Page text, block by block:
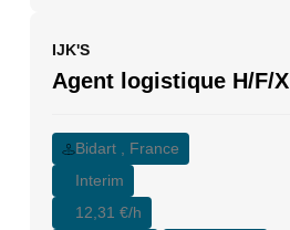
IJK'S
Agent logistique H/F/X
Bidart , France
Interim
12,31 €/h